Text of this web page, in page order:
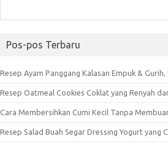
Pos-pos Terbaru
Resep Ayam Panggang Kalasan Empuk &
Resep Oatmeal Cookies Coklat yang Renyah
Cara Membersihkan Cumi Kecil Tanpa
Resep Salad Buah Segar Dressing Yogurt yang